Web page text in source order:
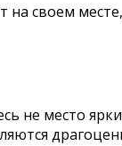
своем
не место